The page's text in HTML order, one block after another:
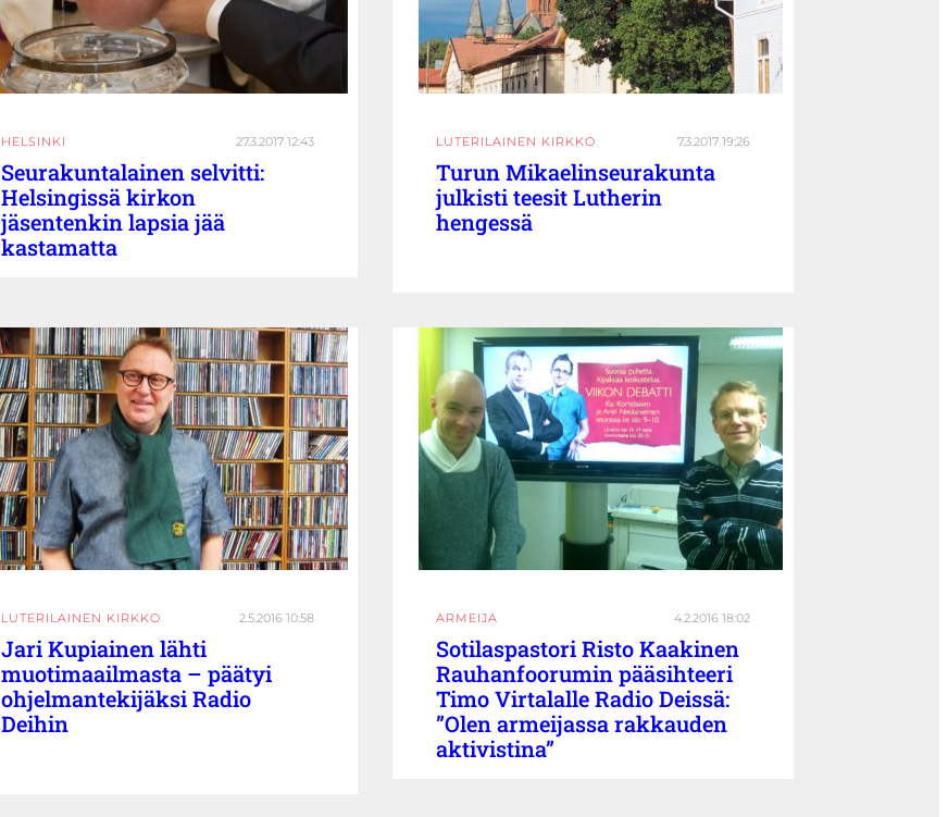
HELSINKI 27.3.2017 12:43
Seurakuntalainen selvitti:
Helsingissä kirkon
jäsentenkin lapsia jää
kastamatta
LUTERILAINEN KIRKKO 7.3.2017 19:26
Turun Mikaelinseurakunta
julkisti teesit Lutherin
hengessä
LUTERILAINEN KIRKKO 2.5.2016 10:58
Jari Kupiainen lähti
muotimaailmasta – päätyi
ohjelmantekijäksi Radio
Deihin
ARMEIJA 4.2.2016 18:02
Sotilaspastori Risto Kaakinen
Rauhanfoorumin pääsihteeri
Timo Virtalalle Radio Deissä:
”Olen armeijassa rakkauden
aktivistina”